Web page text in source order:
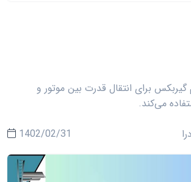
گیربکس برای انتقال قدرت بین موتور و
می‌کند.
1402/02/31